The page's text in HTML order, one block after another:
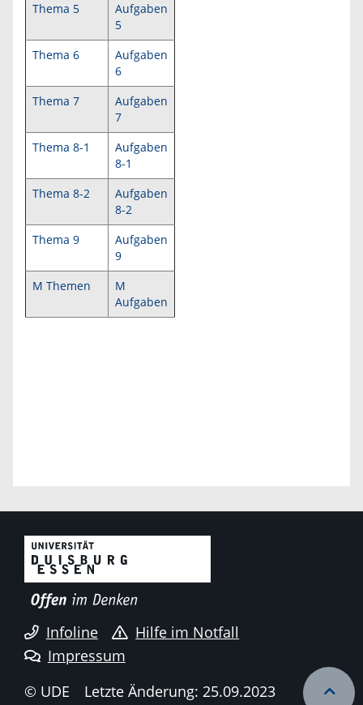
Thema 5
Aufgaben
5
Thema 6
Aufgaben
6
Thema 7
Aufgaben
7
Thema 8-1
Aufgaben
8-1
Thema 8-2
Aufgaben
8-2
Thema 9
Aufgaben
9
M Themen
M
Aufgaben
Infoline
Hilfe im Notfall
Impressum
© UDE
Letzte Änderung: 25.09.2023